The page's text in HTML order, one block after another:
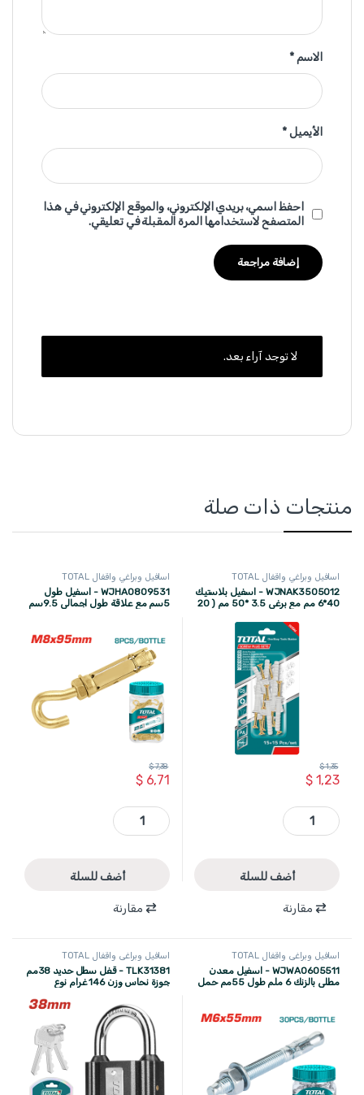
الاسم*
الأيميل*
احفظ اسمي، بريدي الإلكتروني، والموقع الإلكتروني في هذا
المتصفح لاستخدامها المرة المقبلة في تعليقي.
لا توجد آراء بعد.
منتجات ذات صلة
اسافيل وبراغي واقفال TOTAL
WJNAK3505012 - اسفيل بلاستيك
40*6 مم مع برغي 3.5 *50 مم ( 20
$1,23
$1,35
WJNAK3505012 - اسفيل بلاستيك 40*6 مم مع برغي 3.5 *50 مم ( 20 قطع ) TOTAL quantity
أضف للسلة
مقارنة
اسافيل وبراغي واقفال TOTAL
WJHA0809531 - اسفيل طول
5سم مع علاقة طول اجمالي 9.5سم
$6,71
$7,38
WJHA0809531 - اسفيل طول 5سم مع علاقة طول اجمالي 9.5سم معدن مطلي بالزنك 8 ملم ( 4 قطعة ) TOTAL quantity
أضف للسلة
مقارنة
اسافيل وبراغي واقفال TOTAL
WJWA0605511 - اسفيل معدن
مطلي بالزنك 6 ملم طول 55مم حمل
اسافيل وبراغي واقفال TOTAL
TLK31381 - قفل سطل حديد 38مم
جوزة نحاس وزن 146 غرام نوع